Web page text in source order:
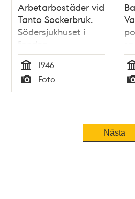
Arbetarbostäder vid
Tanto Sockerbruk.
Södersjukhuset i
fonden
Tid
1946
Typ
Foto Tid
Nästa